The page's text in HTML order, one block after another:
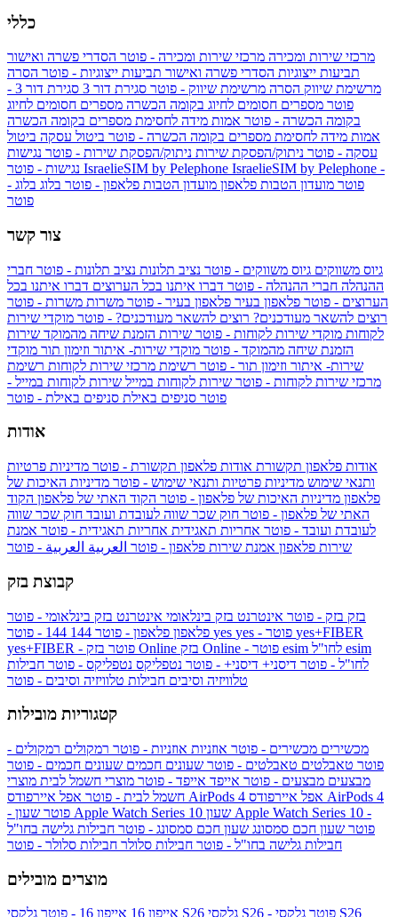
כללי
מרכזי שירות ומכירה מרכזי שירות ומכירה - פוטר הסדרי פשרה ואישור
תביעות ייצוגיות הסדרי פשרה ואישור תביעות ייצוגיות - פוטר הסרה
מרשימת שיווק הסרה מרשימת שיווק - פוטר סגירת דור 3
סגירת דור 3 -
פוטר מספרים חסומים לחיוג בקומה הכשרה מספרים חסומים לחיוג
בקומה הכשרה - פוטר אמות מידה לחסימת מספרים בקומה הכשרה
אמות מידה לחסימת מספרים בקומה הכשרה - פוטר ביטול עסקה ביטול
עסקה - פוטר ניתוק/הפסקת שירות ניתוק/הפסקת שירות - פוטר נגישות
IsraelieSIM by Pelephone IsraelieSIM by Pelephone -
פוטר מועדון הטבות פלאפון מועדון הטבות פלאפון - פוטר בלוג בלוג -
פוטר
צור קשר
גיוס משווקים גיוס משווקים - פוטר נציב תלונות נציב תלונות - פוטר חברי
ההנהלה חברי ההנהלה - פוטר דברו איתנו בכל הערוצים דברו איתנו בכל
הערוצים - פוטר פלאפון בעיר פלאפון בעיר - פוטר משרות משרות - פוטר
רוצים להשאר מעודכנים? רוצים להשאר מעודכנים? - פוטר מוקדי שירות
לקוחות מוקדי שירות לקוחות - פוטר שירות הזמנת שיחה מהמוקד שירות
הזמנת שיחה מהמוקד - פוטר מוקדי שירות- איתור וזימון תור מוקדי
שירות- איתור וזימון תור - פוטר רשימת מרכזי שירות לקוחות רשימת
מרכזי שירות לקוחות - פוטר שירות לקוחות במייל שירות לקוחות במייל -
פוטר סניפים באילת סניפים באילת - פוטר
אודות
אודות פלאפון תקשורת אודות פלאפון תקשורת - פוטר מדיניות פרטיות
ותנאי שימוש מדיניות פרטיות ותנאי שימוש - פוטר מדיניות האיכות של
פלאפון מדיניות האיכות של פלאפון - פוטר הקוד האתי של פלאפון הקוד
האתי של פלאפון - פוטר חוק שכר שווה לעובדת ועובד חוק שכר שווה
לעובדת ועובד - פוטר אחריות תאגידית אחריות תאגידית - פוטר אמנת
שירות פלאפון אמנת שירות פלאפון - פוטר العربية العربية - פוטר
קבוצת בזק
בזק בזק - פוטר אינטרנט בזק בינלאומי אינטרנט בזק בינלאומי - פוטר
פלאפון פלאפון - פוטר 144 yes
yes+FIBER
yes+FIBER - פוטר בזק Online
esim
לחו"ל - פוטר דיסני+ דיסני+ - פוטר נטפליקס נטפליקס - פוטר חבילות
טלוויזיה וסיבים חבילות טלוויזיה וסיבים - פוטר
קטגוריות מובילות
מכשירים מכשירים - פוטר אוזניות אוזניות - פוטר רמקולים רמקולים -
פוטר טאבלטים טאבלטים - פוטר שעונים חכמים שעונים חכמים - פוטר
מבצעים מבצעים - פוטר אייפד אייפד - פוטר מוצרי חשמל לבית מוצרי
חשמל לבית - פוטר אפל איירפודס AirPods 4 אפל איירפודס AirPods 4
- פוטר שעון Apple Watch Series 10 שעון Apple Watch Series 10 -
פוטר שעון חכם סמסונג שעון חכם סמסונג - פוטר חבילות גלישה בחו"ל
חבילות גלישה בחו"ל - פוטר חבילות סלולר חבילות סלולר - פוטר
מוצרים מובילים
אייפון 16 אייפון 16 - פוטר גלקסי S26 גלקסי S26 - פוטר גלקסי S26